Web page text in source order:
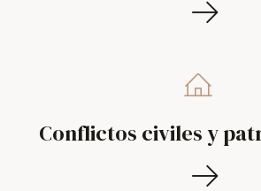
Conflictos civiles y